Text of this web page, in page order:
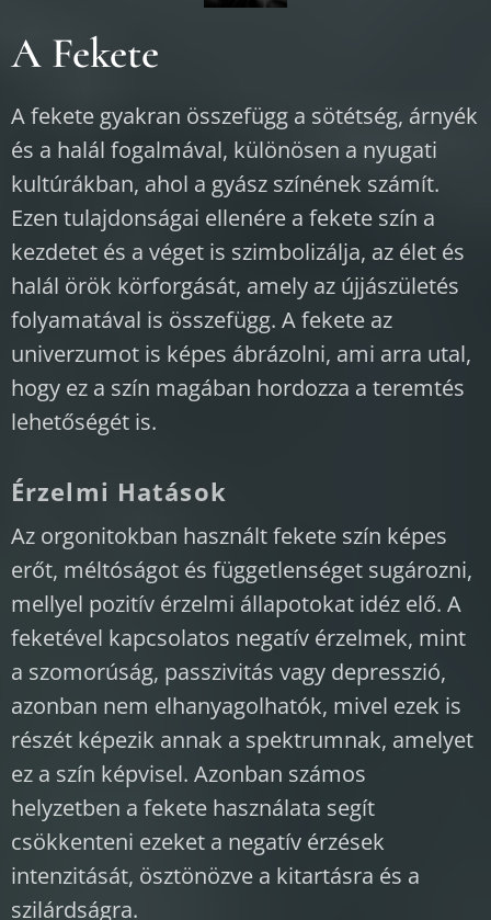
A Fekete
A fekete gyakran összefügg a sötétség, árnyék
és a halál fogalmával, különösen a nyugati
kultúrákban, ahol a gyász színének számít.
Ezen tulajdonságai ellenére a fekete szín a
kezdetet és a véget is szimbolizálja, az élet és
halál örök körforgását, amely az újjászületés
folyamatával is összefügg. A fekete az
univerzumot is képes ábrázolni, ami arra utal,
hogy ez a szín magában hordozza a teremtés
lehetőségét is.
Érzelmi Hatások
Az orgonitokban használt fekete szín képes
erőt, méltóságot és függetlenséget sugározni,
mellyel pozitív érzelmi állapotokat idéz elő. A
feketével kapcsolatos negatív érzelmek, mint
a szomorúság, passzivitás vagy depresszió,
azonban nem elhanyagolhatók, mivel ezek is
részét képezik annak a spektrumnak, amelyet
ez a szín képvisel. Azonban számos
helyzetben a fekete használata segít
csökkenteni ezeket a negatív érzések
intenzitását, ösztönözve a kitartásra és a
szilárdságra.